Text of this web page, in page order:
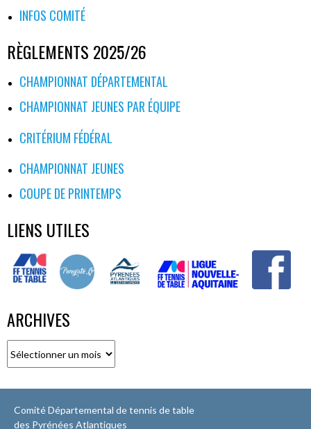
INFOS COMITÉ
RÈGLEMENTS 2025/26
CHAMPIONNAT DÉPARTEMENTAL
CHAMPIONNAT JEUNES PAR ÉQUIPE
CRITÉRIUM FÉDÉRAL
CHAMPIONNAT JEUNES
COUPE DE PRINTEMPS
LIENS UTILES
ARCHIVES
Comité Départemental de tennis de table
des Pyrénées Atlantiques